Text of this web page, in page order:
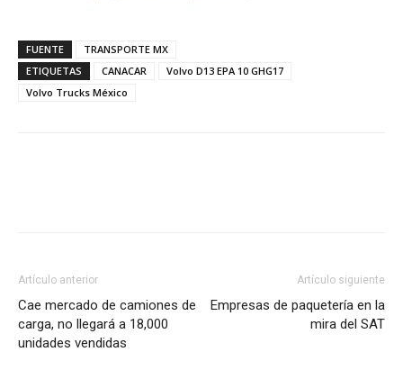
FUENTE
TRANSPORTE MX
ETIQUETAS
CANACAR
Volvo D13 EPA 10 GHG17
Volvo Trucks México
Artículo anterior
Cae mercado de camiones de
carga, no llegará a 18,000
unidades vendidas
Artículo siguiente
Empresas de paquetería en la
mira del SAT